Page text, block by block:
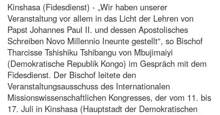
Kinshasa (Fidesdienst) - „Wir haben unserer
Veranstaltung vor allem in das Licht der Lehren von
Papst Johannes Paul II. und dessen Apostolisches
Schreiben Novo Millennio Ineunte gestellt“, so Bischof
Tharcisse Tshishiku Tshibangu von Mbujimaiyi
(Demokratische Republik Kongo) im Gespräch mit dem
Fidesdienst. Der Bischof leitete den
Veranstaltungsausschuss des Internationalen
Missionswissenschaftlichen Kongresses, der vom 11. bis
17. Juli in Kinshasa (Hauptstadt der Demokratischen